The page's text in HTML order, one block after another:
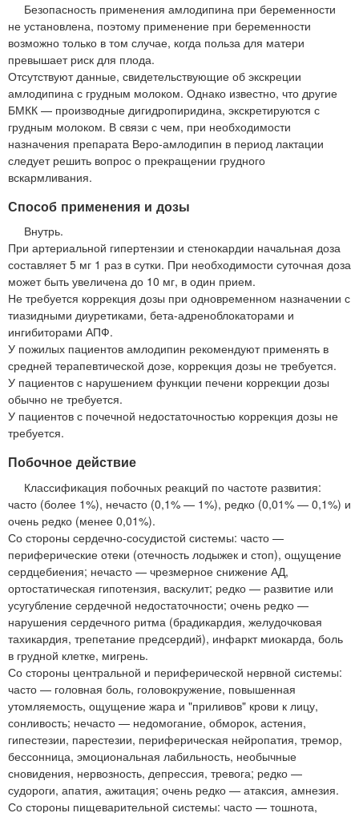
Безопасность применения амлодипина при беременности
не установлена, поэтому применение при беременности
возможно только в том случае, когда польза для матери
превышает риск для плода.
Отсутствуют данные, свидетельствующие об экскреции
амлодипина с грудным молоком. Однако известно, что другие
БМКК — производные дигидропиридина, экскретируются с
грудным молоком. В связи с чем, при необходимости
назначения препарата Веро-амлодипин в период лактации
следует решить вопрос о прекращении грудного
вскармливания.
Способ применения и дозы
Внутрь.
При артериальной гипертензии и стенокардии начальная доза
составляет 5 мг 1 раз в сутки. При необходимости суточная доза
может быть увеличена до 10 мг, в один прием.
Не требуется коррекция дозы при одновременном назначении с
тиазидными диуретиками, бета-адреноблокаторами и
ингибиторами АПФ.
У пожилых пациентов амлодипин рекомендуют применять в
средней терапевтической дозе, коррекция дозы не требуется.
У пациентов с нарушением функции печени коррекции дозы
обычно не требуется.
У пациентов с почечной недостаточностью коррекция дозы не
требуется.
Побочное действие
Классификация побочных реакций по частоте развития:
часто (более 1%), нечасто (0,1% — 1%), редко (0,01% — 0,1%) и
очень редко (менее 0,01%).
Со стороны сердечно-сосудистой системы: часто —
периферические отеки (отечность лодыжек и стоп), ощущение
сердцебиения; нечасто — чрезмерное снижение АД,
ортостатическая гипотензия, васкулит; редко — развитие или
усугубление сердечной недостаточности; очень редко —
нарушения сердечного ритма (брадикардия, желудочковая
тахикардия, трепетание предсердий), инфаркт миокарда, боль
в грудной клетке, мигрень.
Со стороны центральной и периферической нервной системы:
часто — головная боль, головокружение, повышенная
утомляемость, ощущение жара и "приливов" крови к лицу,
сонливость; нечасто — недомогание, обморок, астения,
гипестезии, парестезии, периферическая нейропатия, тремор,
бессонница, эмоциональная лабильность, необычные
сновидения, нервозность, депрессия, тревога; редко —
судороги, апатия, ажитация; очень редко — атаксия, амнезия.
Со стороны пищеварительной системы: часто — тошнота,